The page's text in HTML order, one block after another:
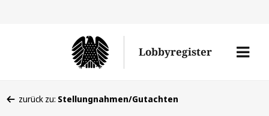
Lobbyregister
Menü
befinden
zurück zu: Stellungnahmen/Gutachten